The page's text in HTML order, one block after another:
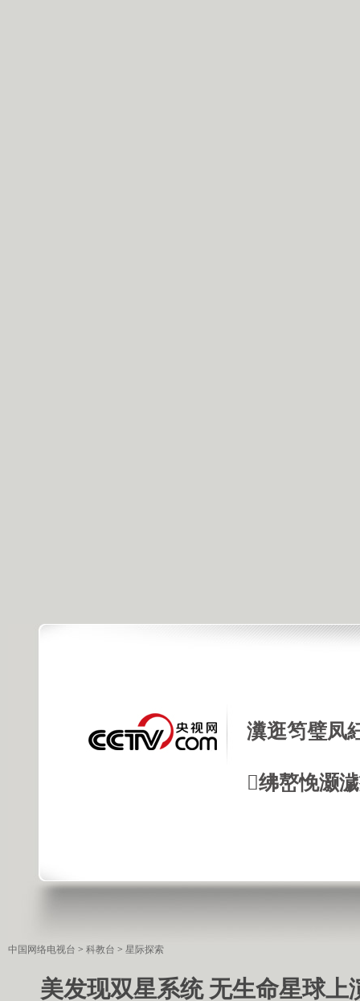
瀵逛笉璧凤
绋嶅悗灏
中国网络电视台 > 科教台 > 星际探索
美发现双星系统 无生命星球上